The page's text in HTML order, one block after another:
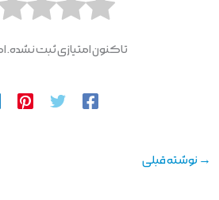
تاکنون امتیازی ثبت نشده.
→ نوشته قبلی